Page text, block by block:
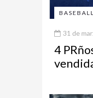
BASEBALL
31 de
4